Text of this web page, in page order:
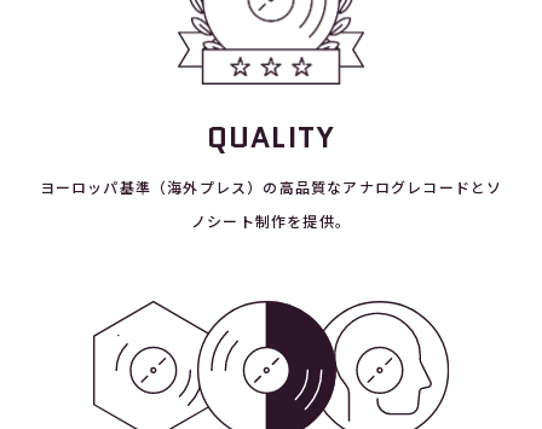
QUALITY
ヨーロッパ基準（海外プレス）の高品質なアナログレコードとソ
ノシート制作を提供。